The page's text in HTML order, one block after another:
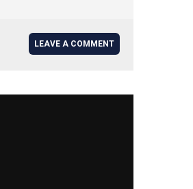
LEAVE A COMMENT